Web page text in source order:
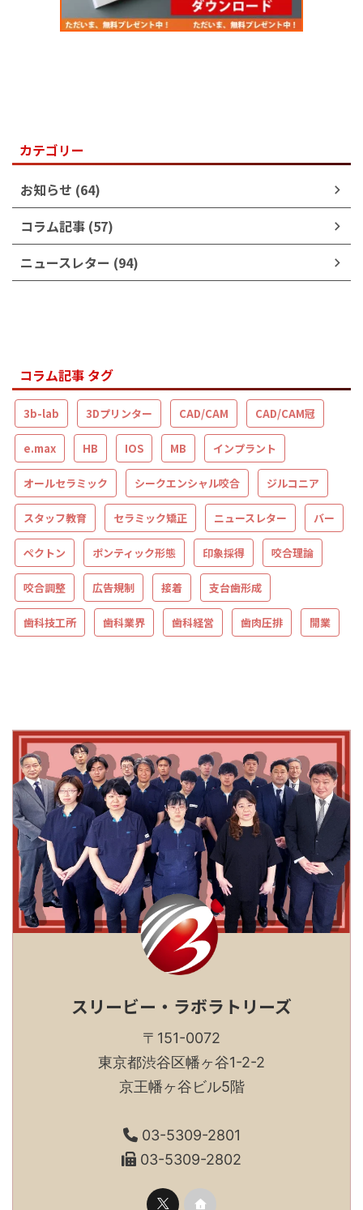
カテゴリー
お知らせ (64)
コラム記事 (57)
ニュースレター (94)
コラム記事 タグ
3b-lab 3Dプリンター CAD/CAM CAD/CAM冠
e.max HB IOS MB インプラント
オールセラミック シークエンシャル咬合 ジルコニア
スタッフ教育 セラミック矯正 ニュースレター バー
ペクトン ポンティック形態 印象採得 咬合理論
咬合調整 広告規制 接着 支台歯形成
歯科技工所 歯科業界 歯科経営 歯肉圧排 開業
スリービー・ラボラトリーズ
〒151-0072
東京都渋谷区幡ヶ谷1-2-2
京王幡ヶ谷ビル5階
03-5309-2801
03-5309-2802